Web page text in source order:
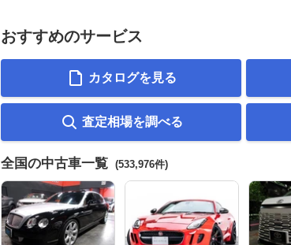
おすすめのサービス
カタログを見る
査定相場を調べる
全国の中古車一覧 (533,976件)